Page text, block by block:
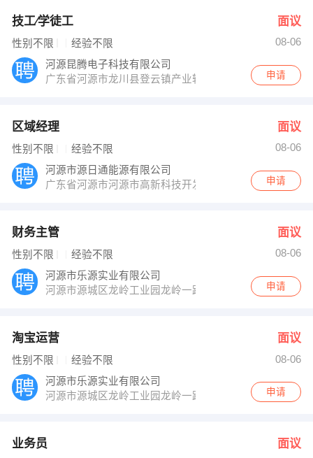
技工∕学徒工 面议
性别不限 经验不限
08-06
河源昆腾电子科技有限公司
广东省河源市龙川县登云镇产业转移园
申请
区域经理 面议
性别不限 经验不限
08-06
河源市源日通能源有限公司
广东省河源市河源市高新科技开发区
申请
财务主管 面议
性别不限 经验不限
08-06
河源市乐源实业有限公司
河源市源城区龙岭工业园龙岭一路6号
申请
淘宝运营 面议
性别不限 经验不限
08-06
河源市乐源实业有限公司
河源市源城区龙岭工业园龙岭一路6号
申请
业务员 面议